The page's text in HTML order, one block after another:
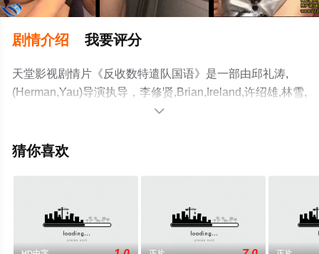
剧情介绍 我要评分
天堂影视剧情片《反收数特遣队国语》是一部由邱礼涛,
(Herman,Yau)导演执导，李修贤,Brian,Ireland,许绍雄,林雪,
冯克安等演员精彩演绎的中国香港电影，手机免费观看高
可移步至豆瓣电影、电视猫或剧情网等平台了解。

猜你喜欢